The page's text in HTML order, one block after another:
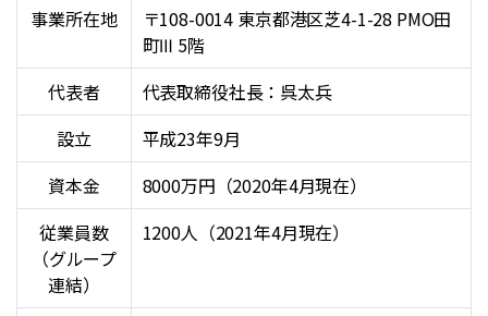
事業所在地
〒108-0014 東京都港区芝4-1-28 PMO田
町Ⅲ 5階
代表者
代表取締役社長：呉太兵
設立
平成23年9月
資本金
8000万円（2020年4月現在）
従業員数
（グループ
連結）
1200人（2021年4月現在）